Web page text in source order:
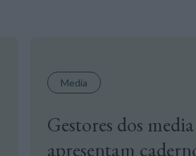
Media
Gestores dos media
apresentam